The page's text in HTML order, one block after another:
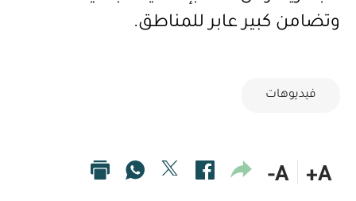
وتضامن كبير عابر للمناطق.
فيديوهات
A+
A-